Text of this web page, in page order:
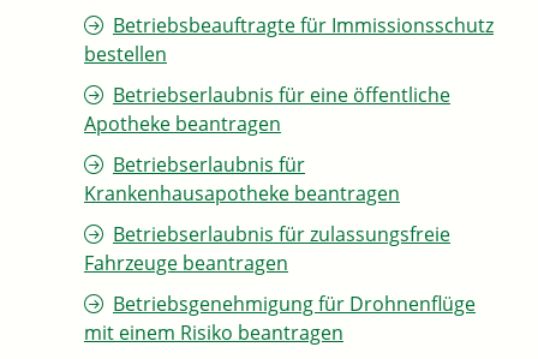
Betriebsbeauftragte für Immissionsschutz
bestellen
Betriebserlaubnis für eine öffentliche
Apotheke beantragen
Betriebserlaubnis für
Krankenhausapotheke beantragen
Betriebserlaubnis für zulassungsfreie
Fahrzeuge beantragen
Betriebsgenehmigung für Drohnenflüge
mit einem Risiko beantragen